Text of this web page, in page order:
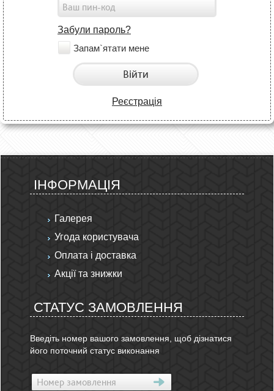
Забули пароль?
Запам`ятати мене
Війти
Реєстрація
ІНФОРМАЦІЯ
Галерея
Угода користувача
Оплата і доставка
Акції та знижки
СТАТУС ЗАМОВЛЕННЯ
Введіть номер вашого замовлення, щоб дізнатися
його поточний статус виконання